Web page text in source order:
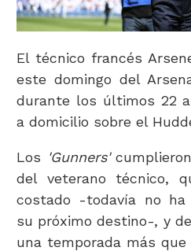
El técnico francés
este domingo del
durante los últimos 22
a domicilio sobre el
Los 'Gunners'
del veterano técnico,
costado -todavía no ha
su próximo destino-, y
una temporada más